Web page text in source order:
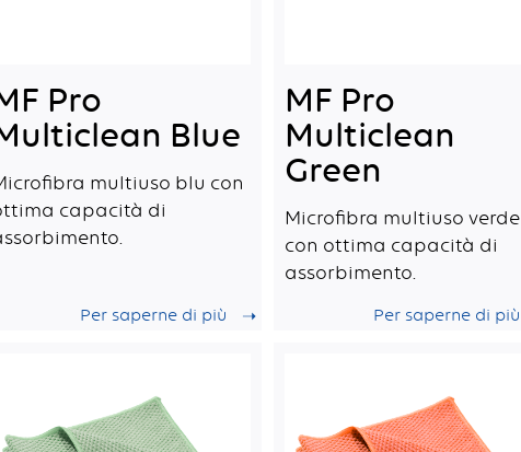
Pro
Blue
multiuso blu con
capacità di
Per saperne di più
MF Pro
Multiclean
Green
Microfibra multiuso verde
con ottima capacità di
assorbimento.
Per saperne di più